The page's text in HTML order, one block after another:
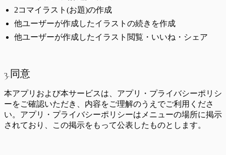
2コマイラスト(お題)の作成
他ユーザーが作成したイラストの続きを作成
他ユーザーが作成したイラスト閲覧・いいね・シェア
3.同意
本アプリおよび本サービスは、アプリ・プライバシーポリシ
ーをご確認いただき、内容をご理解のうえでご利用くださ
い。アプリ・プライバシーポリシーはメニューの場所に掲示
されており、この掲示をもって公表したものとします。